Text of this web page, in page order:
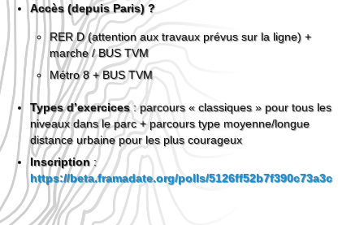
Accès (depuis Paris) ?
RER D (attention aux travaux prévus sur la ligne) +
marche / BUS TVM
Métro 8 + BUS TVM
Types d’exercices: parcours « classiques » pour tous les
niveaux dans le parc + parcours type moyenne/longue
distance urbaine pour les plus courageux
Inscription :
https://beta.framadate.org/polls/5126ff52b7f390c73a3c